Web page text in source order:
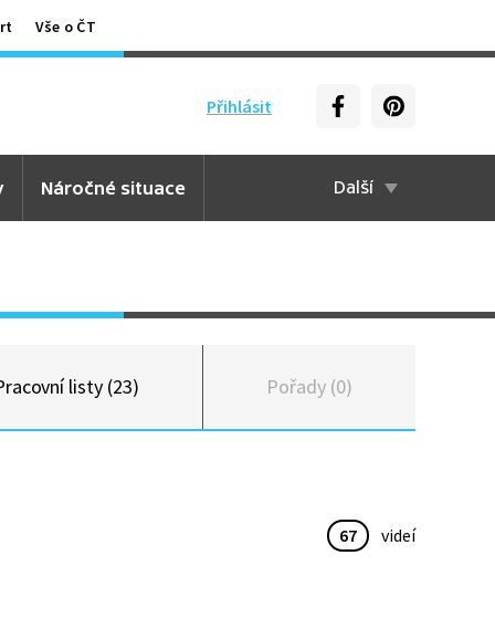
Vše o ČT
Přihlásit
Náročné situace Další
listy (23) Pořady (0)
67 videí